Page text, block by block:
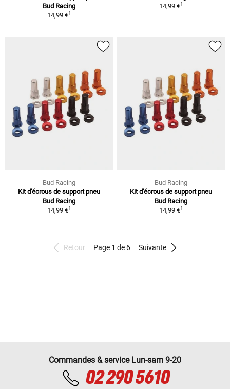
Bud Racing
14,99 €1
14,99 €1
Bud Racing
Kit d'écrous de support pneu
Bud Racing
14,99 €1
Bud Racing
Kit d'écrous de support pneu
Bud Racing
14,99 €1
Retour Page 1 de 6 Suivante
Commandes & service Lun-sam 9-20
02 290 5610